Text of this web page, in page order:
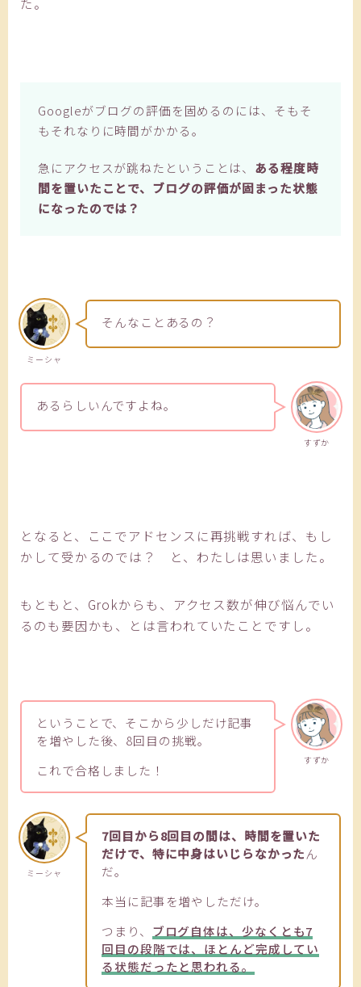
Googleがブログの評価を固めるのには、そもそ
もそれなりに時間がかかる。
急にアクセスが跳ねたということは、 ある程度時
間を置いたことで、ブログの評価が固まった状態
になったのでは？
ミーシャ
そんなことあるの？
すずか
あるらしいんですよね。
となると、ここでアドセンスに再挑戦すれば、もし
かして受かるのでは？ と、わたしは思いました。
もともと、Grokからも、アクセス数が伸び悩んでい
るのも要因かも、とは言われていたことですし。
すずか
ということで、そこから少しだけ記事
を増やした後、8回目の挑戦。
これで合格しました！
ミーシャ
7回目から8回目の間は、時間を置いた
だけで、特に中身はいじらなかったん
だ。
本当に記事を増やしただけ。
つまり、 ブログ自体は、少なくとも7
回目の段階では、ほとんど完成してい
る状態だったと思われる。